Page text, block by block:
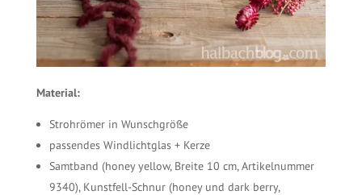
Material:
Strohrömer in Wunschgröße
passendes Windlichtglas + Kerze
Samtband (honey yellow, Breite 10 cm, Artikelnummer
9340), Kunstfell-Schnur (honey und dark berry,